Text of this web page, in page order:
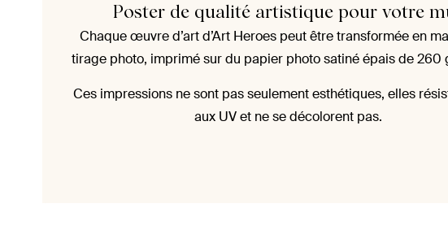
Poster de qualité artistique pour votre
Chaque œuvre d’art d’Art Heroes peut être transformée en
tirage photo, imprimé sur du papier photo satiné épais de 260
Ces impressions ne sont pas seulement esthétiques, elles
aux UV et ne se décolorent pas.